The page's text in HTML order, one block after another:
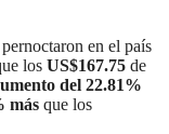
en el país
los US$167.75 de
del 22.81%
más que los